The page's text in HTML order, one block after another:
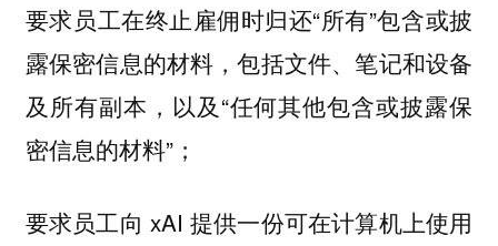
要求员工在终止雇佣时归还“所有”包含或披
露保密信息的材料，包括文件、笔记和设备
及所有副本，以及“任何其他包含或披露保
密信息的材料”；
要求员工向 xAI 提供一份可在计算机上使用